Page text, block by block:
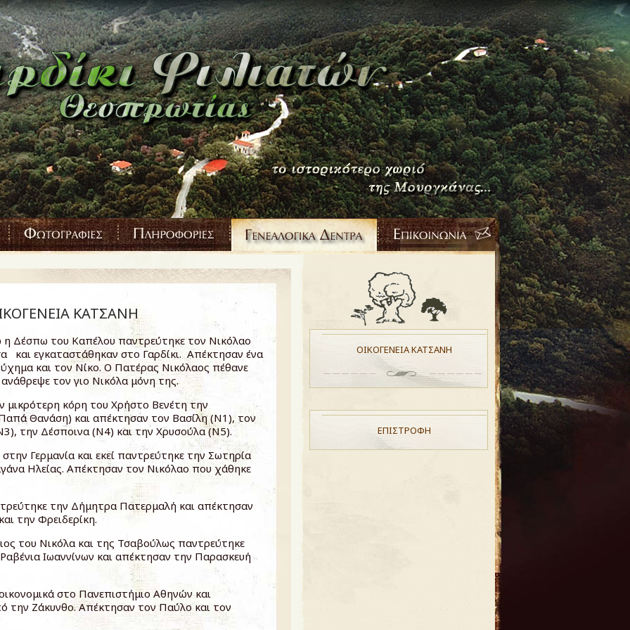
ΚΑΤΣΑΝΗ
Δέσπω του Καπέλου παντρεύτηκε τον Νικόλαο
και εγκαταστάθηκαν στο Γαρδίκι. Απέκτησαν ένα
και τον Νίκο. Ο Πατέρας Νικόλαος πέθανε
τον γιο Νικόλα μόνη της.
μικρότερη κόρη του Χρήστο Βενέτη την
Θανάση) και απέκτησαν τον Βασίλη (Ν1), τον
την Δέσποινα (Ν4) και την Χρυσούλα (Ν5).
Γερμανία και εκεί παντρεύτηκε την Σωτηρία
Ηλείας. Απέκτησαν τον Νικόλαο που χάθηκε
την Δήμητρα Πατερμαλή και απέκτησαν
την Φρειδερίκη.
του Νικόλα και της Τσαβούλως παντρεύτηκε
Ιωαννίνων και απέκτησαν την Παρασκευή
στο Πανεπιστήμιο Αθηνών και
την Ζάκυνθο. Απέκτησαν τον Παύλο και τον
ΟΙΚΟΓΕΝΕΙΑ ΚΑΤΣΑΝΗ
ΕΠΙΣΤΡΟΦΗ